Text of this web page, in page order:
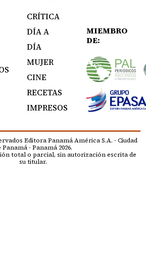
CRÍTICA
DÍA A
DÍA
MUJER
CINE
RECETAS
IMPRESOS
MIEMBRO
DE:
Editora Panamá América S.A. - Ciudad
Panamá - Panamá 2026.
total o parcial, sin autorización escrita de
su titular.